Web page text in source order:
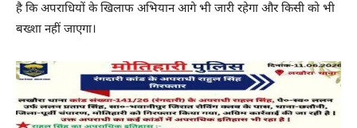
है कि अपराधियों के खिलाफ अभियान आगे भी जारी रहेगा और किसी को भी
बख्शा नहीं जाएगा।